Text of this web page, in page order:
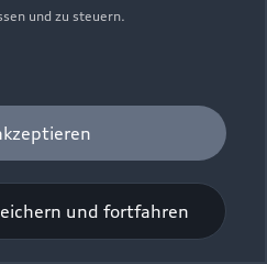
und zu steuern.
und fortfahren